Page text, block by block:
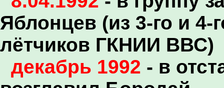
Яблонцев (из 3-го и
лётчиков ГКНИИ ВВС)
декабрь 1992 - в